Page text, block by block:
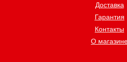
Доставка
Гарантия
Контакты
О